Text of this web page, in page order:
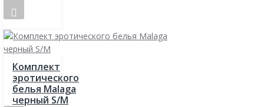
Комплект
эротического
белья Malaga
черный S/M